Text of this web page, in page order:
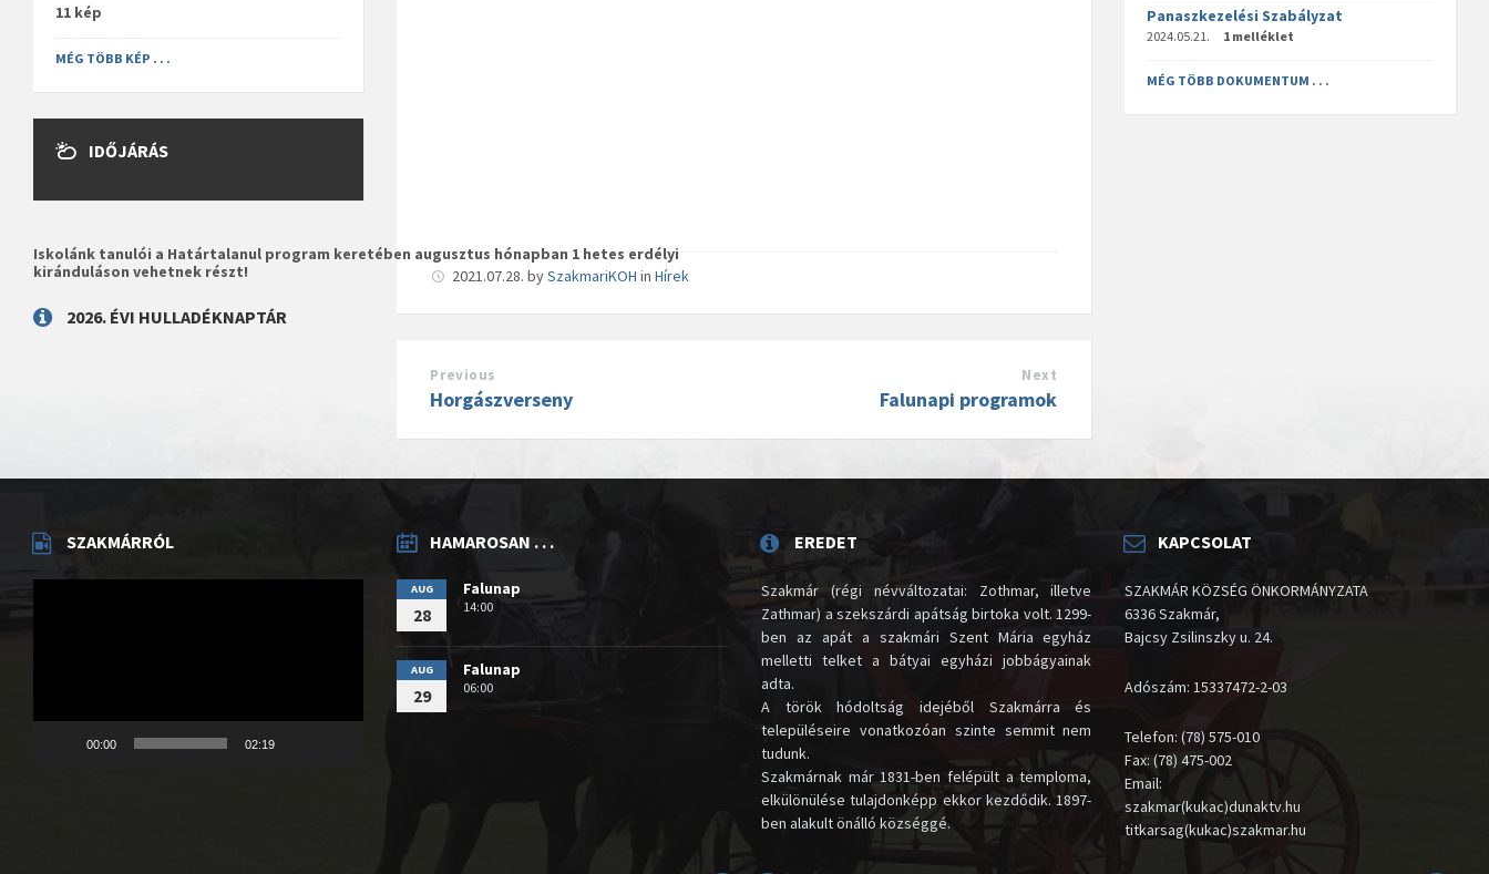
2021.07.28.bySzakmariKOH inHírek
Previous
Horgászverseny
Next
Falunapi programok
11 kép
MÉG TÖBB KÉP . . .
IDŐJÁRÁS
Iskolánk tanulói a Határtalanul program keretében augusztus hónapban 1 hetes erdélyi
kiránduláson vehetnek részt!
2026. ÉVI HULLADÉKNAPTÁR
Panaszkezelési Szabályzat
2024.05.21. 1 melléklet
MÉG TÖBB DOKUMENTUM . . .
SZAKMÁRRÓL
00:00 02:19
HAMAROSAN . . .
AUG
28
Falunap
14:00
AUG
29
Falunap
06:00
EREDET
Szakmár (régi névváltozatai: Zothmar, illetve
Zathmar) a szekszárdi apátság birtoka volt. 1299-
ben az apát a szakmári Szent Mária egyház
melletti telket a bátyai egyházi jobbágyainak
adta.
A török hódoltság idejéből Szakmárra és
településeire vonatkozóan szinte semmit nem
tudunk.
Szakmárnak már 1831-ben felépült a temploma,
elkülönülése tulajdonképp ekkor kezdődik. 1897-
ben alakult önálló községgé.
KAPCSOLAT
SZAKMÁR KÖZSÉG ÖNKORMÁNYZATA
6336 Szakmár,
Bajcsy Zsilinszky u. 24.
Adószám: 15337472-2-03
Telefon: (78) 575-010
Fax: (78) 475-002
Email:
szakmar(kukac)dunaktv.hu
titkarsag(kukac)szakmar.hu